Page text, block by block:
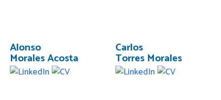
Alonso
Morales Acosta
Carlos
Torres Morales